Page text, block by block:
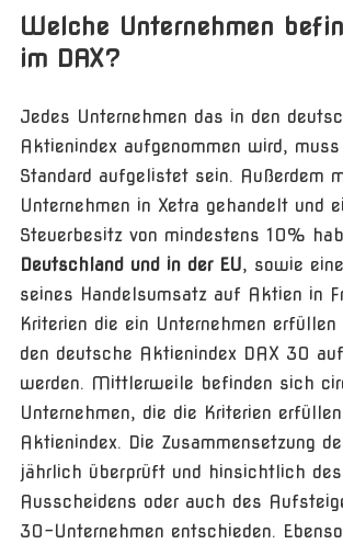
Welche Unternehmen
im DAX?
Jedes Unternehmen das in den
Aktienindex aufgenommen wird,
Standard aufgelistet sein. Außerdem
Unternehmen in Xetra gehandelt und
Steuerbesitz von mindestens 10%
Deutschland und in der EU, sowie
seines Handelsumsatz auf Aktien in
Kriterien die ein Unternehmen
den deutsche Aktienindex DAX 30
werden. Mittlerweile befinden sich
Unternehmen, die die Kriterien
Aktienindex. Die Zusammensetzung
jährlich überprüft und hinsichtlich
Ausscheidens oder auch des
30-Unternehmen entschieden.